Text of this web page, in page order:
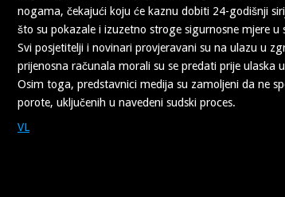
nogama, čekajući koju će kaznu dobiti 24-godišnji
što su pokazale i izuzetno stroge sigurnosne mjere
Svi posjetitelji i novinari provjeravani su na ulazu u
prijenosna računala morali su se predati prije ulaska
Osim toga, predstavnici medija su zamoljeni da ne
porote, uključenih u navedeni sudski proces.
VL